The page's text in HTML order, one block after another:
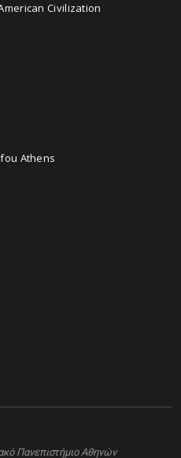
Civilization
Athens
Πανεπιστήμιο Αθηνών